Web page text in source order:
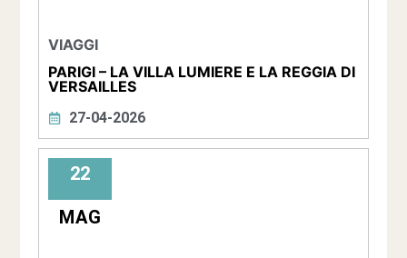
VIAGGI
PARIGI – LA VILLA LUMIERE E LA REGGIA DI
VERSAILLES
27-04-2026
22
MAG